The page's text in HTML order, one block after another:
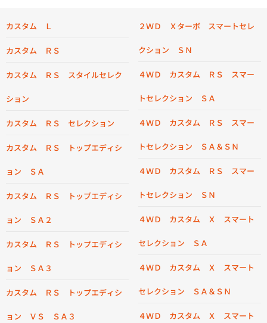
カスタム Ｌ
カスタム ＲＳ
カスタム ＲＳ スタイルセレク
ション
カスタム ＲＳ セレクション
カスタム ＲＳ トップエディシ
ョン ＳＡ
カスタム ＲＳ トップエディシ
ョン ＳＡ２
カスタム ＲＳ トップエディシ
ョン ＳＡ３
カスタム ＲＳ トップエディシ
ョン ＶＳ ＳＡ３
２ＷＤ Ｘターボ スマートセレ
クション ＳＮ
４ＷＤ カスタム ＲＳ スマー
トセレクション ＳＡ
４ＷＤ カスタム ＲＳ スマー
トセレクション ＳＡ＆ＳＮ
４ＷＤ カスタム ＲＳ スマー
トセレクション ＳＮ
４ＷＤ カスタム Ｘ スマート
セレクション ＳＡ
４ＷＤ カスタム Ｘ スマート
セレクション ＳＡ＆ＳＮ
４ＷＤ カスタム Ｘ スマート